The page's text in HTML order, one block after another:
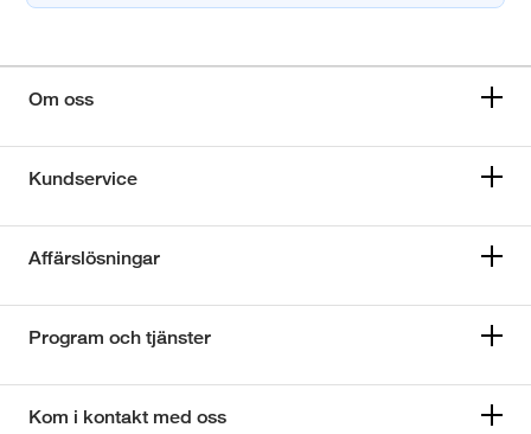
Om oss
Kundservice
Affärslösningar
Program och tjänster
Kom i kontakt med oss